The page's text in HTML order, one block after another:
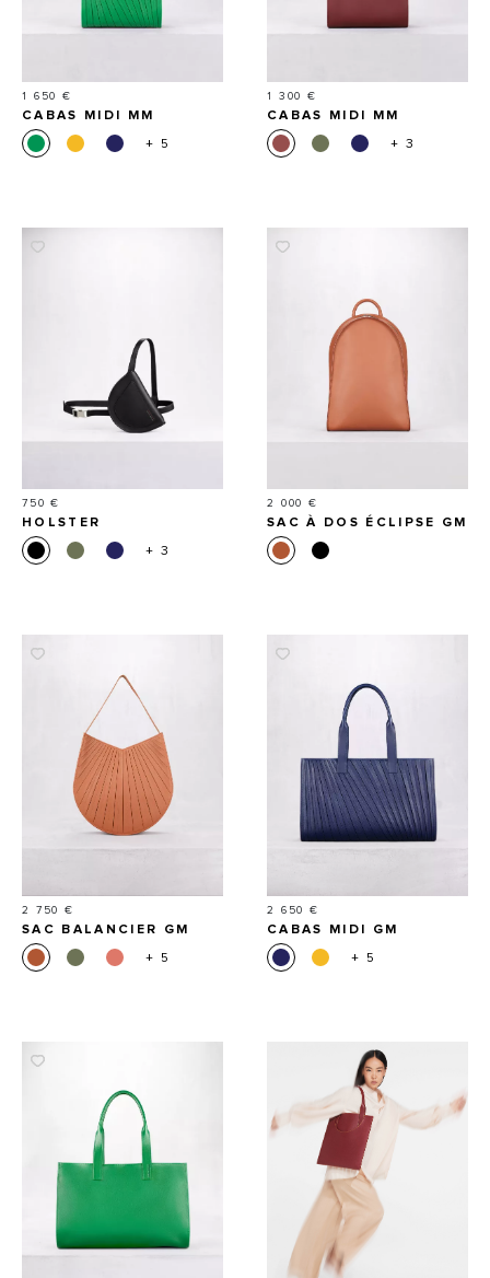
Prix
1 650 €
CABAS MIDI MM
+ 5
Prix
1 300 €
CABAS MIDI MM
+ 3
Prix
750 €
HOLSTER
+ 3
Prix
2 000 €
SAC À DOS ÉCLIPSE GM
Prix
2 750 €
SAC BALANCIER GM
+ 5
Prix
2 650 €
CABAS MIDI GM
+ 5